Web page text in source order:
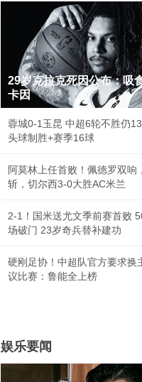
29岁克拉克死因公布：吸
卡因
蓉城0-1玉昆 中超6轮不胜仍
头球制胜+赛季16球
阿莫林上任首败！佩德罗双响
斩，切尔西3-0大胜AC米兰
2-1！国米送尤文季前赛首败
场破门 23岁奇兵替补建功
硬刚足协！中超队官方要求换
议比赛：鲁能全上榜
娱乐要闻